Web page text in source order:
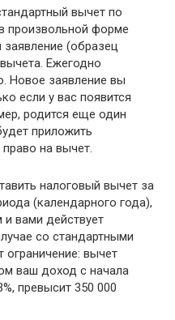
вычет по
произвольной форме
заявление (образец
Ежегодно
Новое заявление вы
если у вас появится
родится еще один
приложить
на вычет.
налоговый вычет за
(календарного года),
вами действует
со стандартными
ограничение: вычет
ваш доход с начала
превысит 350 000